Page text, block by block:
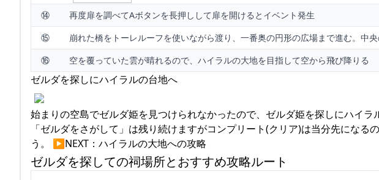
⑭
再度扉を調べてAボタンを長押しして扉を開けるとイベント発生
⑮
崩れた橋をトーレルーフを使いながら渡り、一番奥の円形の広場まで進む。中
⑯
空を覆っていた雲が晴れるので、ハイラルの大地を目指して空から飛び降りる
ゼルダを探しにハイラルの台地へ
始まりの空島でゼルダ姫を見つけられなかったので、ゼルダ姫を探しにハイ
「ゼルダをさがして」は残り続けますがコンプリート(クリア)は当分先になる
う。 ▶︎NEXT：ハイラルの大地への攻略
ゼルダを探しての祠場所とおすすめ攻略ルート